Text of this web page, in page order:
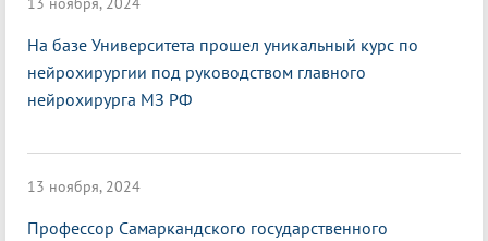
На базе Университета прошел уникальный курс по
нейрохирургии под руководством главного
нейрохирурга МЗ РФ
13 ноября, 2024
Профессор Самаркандского государственного